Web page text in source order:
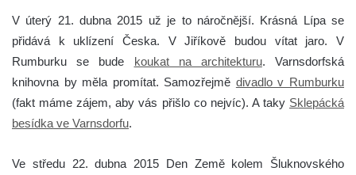
V úterý 21. dubna 2015 už je to náročnější. Krásná Lípa se
přidává k uklízení Česka. V Jiříkově budou vítat jaro. V
Rumburku se bude koukat na architekturu. Varnsdorfská
knihovna by měla promítat. Samozřejmě divadlo v Rumburku
(fakt máme zájem, aby vás přišlo co nejvíc). A taky Sklepácká
besídka ve Varnsdorfu.
Ve středu 22. dubna 2015 Den Země kolem Šluknovského